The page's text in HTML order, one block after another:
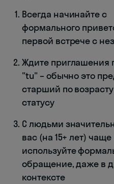
Всегда начинайте с
формального
первой встрече с
Ждите приглашения
"tu" – обычно это
старший по
статусу
С людьми
вас (на 15+ лет) чаще
используйте
обращение, даже в
контексте